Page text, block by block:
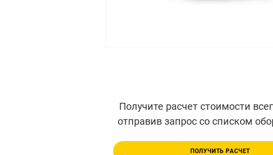
Получите расчет стоимости
отправив запрос со списком
ПОЛУЧИТЬ РАСЧЕТ